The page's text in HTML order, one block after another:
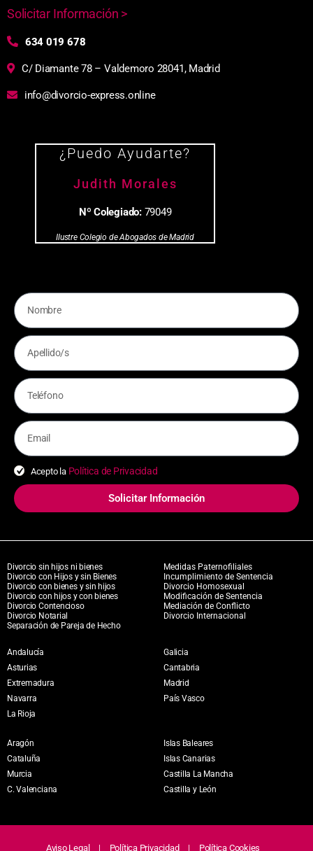
Solicitar Información >
634 019 678
C/ Diamante 78 – Valdemoro 28041, Madrid
info@divorcio-express.online
¿Puedo Ayudarte?
Judith Morales
Nº Colegiado:79049
Ilustre Colegio de Abogados de Madrid
Acepto la Política de Privacidad
Solicitar Información
Divorcio sin hijos ni bienes
Divorcio con Hijos y sin Bienes
Divorcio con bienes y sin hijos
Divorcio con hijos y con bienes
Divorcio Contencioso
Divorcio Notarial
Separación de Pareja de Hecho
Medidas Paternofiliales
Incumplimiento de Sentencia
Divorcio Homosexual
Modificación de Sentencia
Mediación de Conflicto
Divorcio Internacional
Andalucía
Asturias
Extremadura
Navarra
La Rioja
Galicia
Cantabria
Madrid
País Vasco
Aragón
Cataluña
Murcia
C. Valenciana
Islas Baleares
Islas Canarias
Castilla La Mancha
Castilla y León
Aviso Legal Política Privacidad Política Cookies